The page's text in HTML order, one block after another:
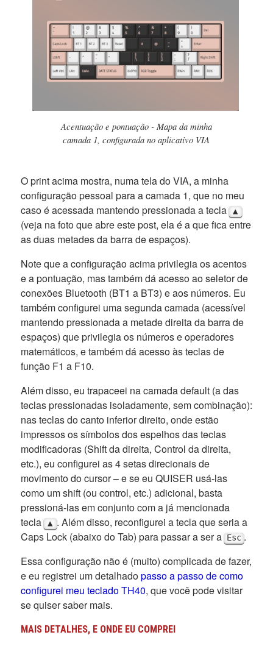
Acentuação e pontuação - Mapa da minha
camada 1, configurada no aplicativo VIA
O print acima mostra, numa tela do VIA, a minha
configuração pessoal para a camada 1, que no meu
caso é acessada mantendo pressionada a tecla ▲
(veja na foto que abre este post, ela é a que fica entre
as duas metades da barra de espaços).
Note que a configuração acima privilegia os acentos
e a pontuação, mas também dá acesso ao seletor de
conexões Bluetooth (BT1 a BT3) e aos números. Eu
também configurei uma segunda camada (acessível
mantendo pressionada a metade direita da barra de
espaços) que privilegia os números e operadores
matemáticos, e também dá acesso às teclas de
função F1 a F10.
Além disso, eu trapaceei na camada default (a das
teclas pressionadas isoladamente, sem combinação):
nas teclas do canto inferior direito, onde estão
impressos os símbolos dos espelhos das teclas
modificadoras (Shift da direita, Control da direita,
etc.), eu configurei as 4 setas direcionais de
movimento do cursor – e se eu QUISER usá-las
como um shift (ou control, etc.) adicional, basta
pressioná-las em conjunto com a já mencionada
tecla ▲ . Além disso, reconfigurei a tecla que seria a
Caps Lock (abaixo do Tab) para passar a ser a Esc .
Essa configuração não é (muito) complicada de fazer,
e eu registrei um detalhadopasso a passo de como
configurei meu teclado TH40, que você pode visitar
se quiser saber mais.
MAIS DETALHES, E ONDE EU COMPREI